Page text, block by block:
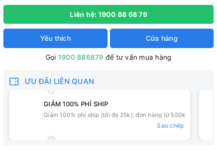
Liên hệ: 1900 88 68 79
Yêu thích Cửa hàng
Gọi 1900 886879 để tư vấn mua hàng
ƯU ĐÃI LIÊN QUAN
GIẢM 100% PHÍ SHIP
Giảm 100% phí ship (tối đa 25k), đơn hàng từ 500k
Sao chép